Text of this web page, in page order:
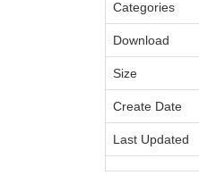
Categories
Download
Size
Create Date
Last Updated